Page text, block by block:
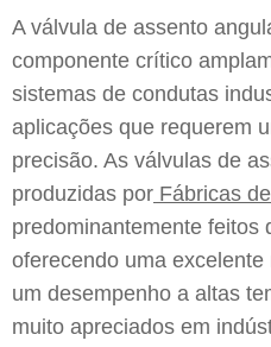
A válvula de assento
componente crítico
sistemas de condutas
aplicações que requerem
precisão. As válvulas de
produzidas por Fábricas
predominantemente feitos
oferecendo uma
um desempenho a altas
muito apreciados em